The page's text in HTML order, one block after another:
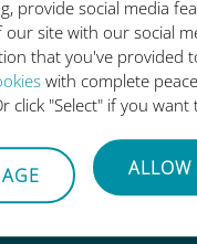
provide social media
site with our social
that you've provided
with complete
click "Select" if you
ALLOW